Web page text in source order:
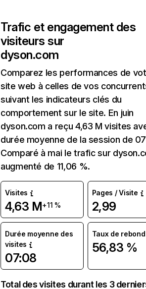
Trafic et engagement des
visiteurs sur
dyson.com
Comparez les performances de
site web à celles de vos
suivant les indicateurs clés du
comportement sur le site. En juin
dyson.com a reçu 4,63 M visites
durée moyenne de la session de
Comparé à mai le trafic sur
augmenté de 11,06 %.
Visites
4,63 M+11 %
Pages / Visite
2,99
Durée moyenne des
visites
07:08
Taux de rebond
56,83 %
Total des visites durant les 3